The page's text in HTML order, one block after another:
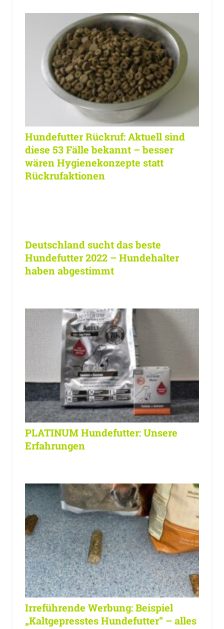
Hundefutter Rückruf: Aktuell sind
diese 53 Fälle bekannt – besser
wären Hygienekonzepte statt
Rückrufaktionen
Deutschland sucht das beste
Hundefutter 2022 – Hundehalter
haben abgestimmt
PLATINUM Hundefutter: Unsere
Erfahrungen
Irreführende Werbung: Beispiel
„Kaltgepresstes Hundefutter“ – alles